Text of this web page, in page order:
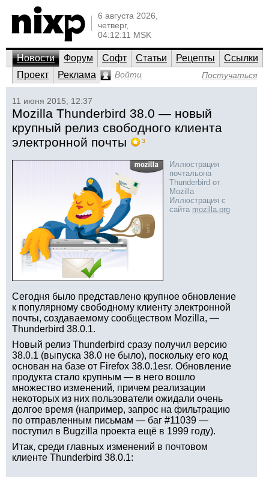
6 августа 2026,
четверг,
04:12:11 MSK
Новости Форум Софт Статьи Рецепты
Ссылки
Проект
Реклама Войти Постучаться
11 июня 2015, 12:37
Mozilla Thunderbird 38.0 — новый
крупный релиз свободного клиента
электронной почты
3
Иллюстрация
почтальона
Thunderbird от
Mozilla
Иллюстрация с
сайта mozilla.org
Сегодня было представлено крупное обновление
к популярному свободному клиенту электронной
почты, создаваемому сообществом Mozilla, —
Thunderbird 38.0.1.
Новый релиз Thunderbird сразу получил версию
38.0.1 (выпуска 38.0 не было), поскольку его код
основан на базе от Firefox 38.0.1esr. Обновление
продукта стало крупным — в него вошло
множество изменений, причем реализации
некоторых из них пользователи ожидали очень
долгое время (например, запрос на фильтрацию
по отправленным письмам — баг #11039 —
поступил в Bugzilla проекта ещё в 1999 году).
Итак, среди главных изменений в почтовом
клиенте Thunderbird 38.0.1: